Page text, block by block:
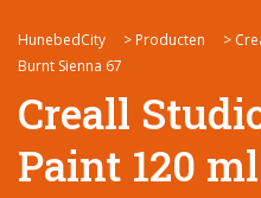
HunebedCity > Producten >
Burnt Sienna 67
Creall
Paint 120